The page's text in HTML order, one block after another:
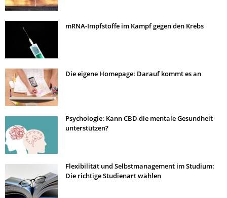
mRNA-Impfstoffe im Kampf gegen den Krebs
Die eigene Homepage: Darauf kommt es an
Psychologie: Kann CBD die mentale Gesundheit
unterstützen?
Flexibilität und Selbstmanagement im Studium:
Die richtige Studienart wählen